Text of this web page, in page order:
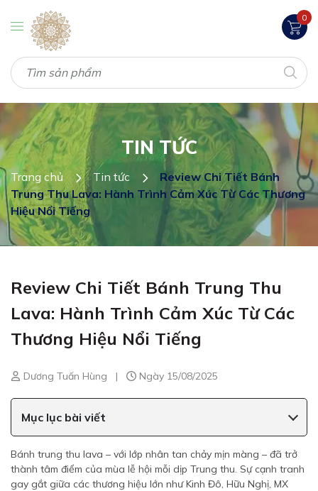
0
TIN TỨC
Trang chủ Tin tức
Review Chi Tiết Bánh
Trung Thu Lava: Hành Trình Cảm Xúc Từ Các Thương
Hiệu Nổi Tiếng
Review Chi Tiết Bánh Trung Thu
Lava: Hành Trình Cảm Xúc Từ Các
Thương Hiệu Nổi Tiếng
Dương Tuấn Hùng | Ngày 15/08/2025
Mục lục bài viết
Bánh trung thu lava – với lớp nhân tan chảy mịn màng – đã trở
thành tâm điểm của mùa lễ hội mỗi dịp Trung thu. Sự cạnh tranh
gay gắt giữa các thương hiệu lớn như Kinh Đô, Hữu Nghị, MX